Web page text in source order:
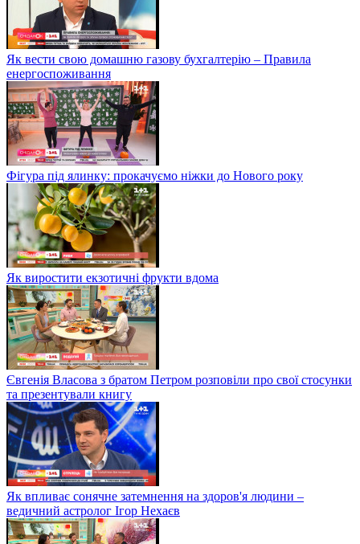
Як вести свою домашню газову бухгалтерію – Правила
енергоспоживання
Фігура під ялинку: прокачуємо ніжки до Нового року
Як виростити екзотичні фрукти вдома
Євгенія Власова з братом Петром розповіли про свої стосунки
та презентували книгу
Як впливає сонячне затемнення на здоров'я людини –
ведичний астролог Ігор Нехаєв